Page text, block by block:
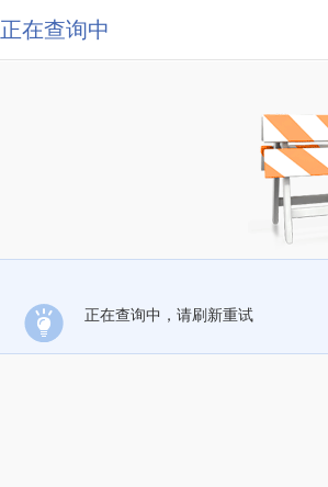
正在查询中
正在查询中，请刷新重试